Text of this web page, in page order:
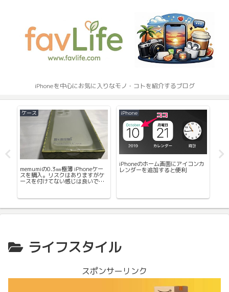
iPhoneを中心にお気に入りなモノ・コトを紹介するブログ
ケース
memumiの0.3㎜極薄 iPhoneケー
スを購入。リスクはありますがケ
ースを付けてない感じは良いで
iPhone
iPhoneのホーム画面にアイコンカ
レンダーを追加すると便利
ライフスタイル
スポンサーリンク